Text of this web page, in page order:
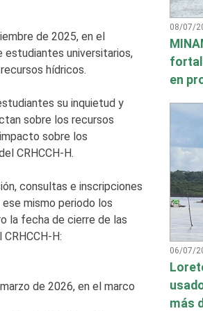
de 2025, en el
estudiantes universitarios,
hídricos.
su inquietud y
sobre los recursos
sobre los
CRHCCH-H.
consultas e inscripciones
mismo periodo los
la fecha de cierre de las
H:
de 2026, en el marco
08/07/
en
06/07/
más